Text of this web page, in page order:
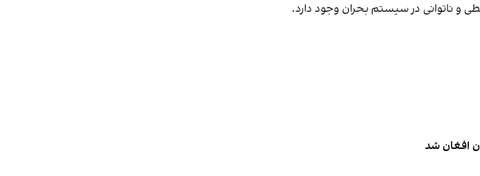
و ناتوانی در سیستم بحران وجود دارد.
افغان شد